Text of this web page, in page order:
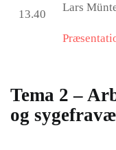
13.40
Lars
Tema 2 –
og